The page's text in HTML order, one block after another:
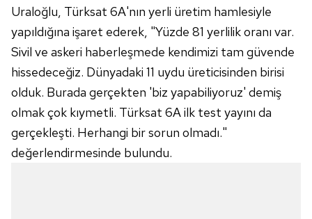
Uraloğlu, Türksat 6A'nın yerli üretim hamlesiyle
yapıldığına işaret ederek, "Yüzde 81 yerlilik oranı var.
Sivil ve askeri haberleşmede kendimizi tam güvende
hissedeceğiz. Dünyadaki 11 uydu üreticisinden birisi
olduk. Burada gerçekten 'biz yapabiliyoruz' demiş
olmak çok kıymetli. Türksat 6A ilk test yayını da
gerçekleşti. Herhangi bir sorun olmadı."
değerlendirmesinde bulundu.